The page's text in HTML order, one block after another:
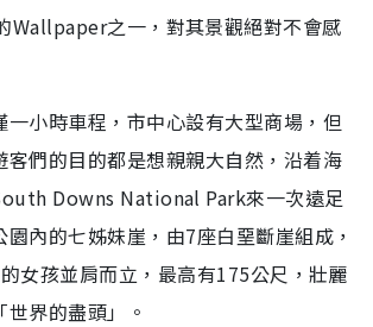
Wallpaper之一，對其景觀絕對不會感
一小時車程，市中心設有大型商場，但
客們的目的都是想親親大自然，沿着海
Downs National Park來一次遠足
內的七姊妹崖，由7座白堊斷崖組成，
女孩並肩而立，最高有175公尺，壯麗
界的盡頭」。